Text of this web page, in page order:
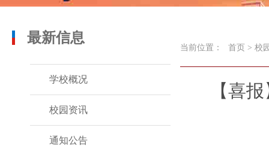
最新信息
学校概况
校园资讯
通知公告
当前位置： 首页 > 校
【喜